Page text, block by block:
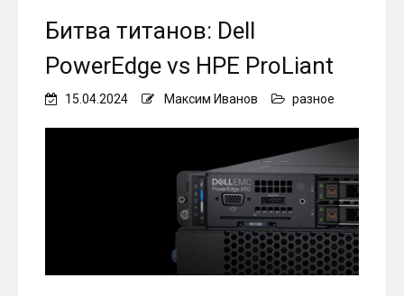
Битва титанов: Dell
PowerEdge vs HPE ProLiant
15.04.2024 Максим Иванов разное